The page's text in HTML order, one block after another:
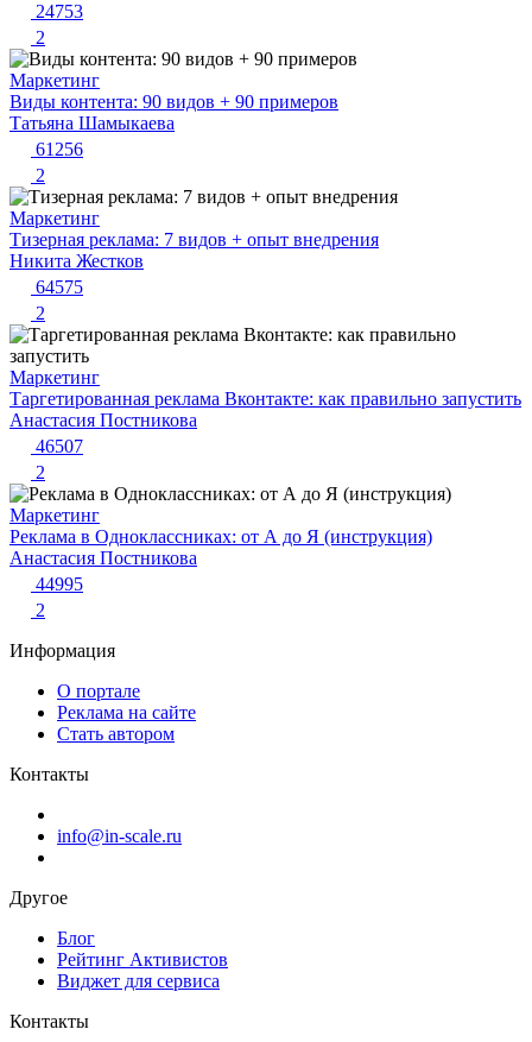
24753
2
Маркетинг
Виды контента: 90 видов + 90 примеров
Татьяна Шамыкаева
61256
2
Маркетинг
Тизерная реклама: 7 видов + опыт внедрения
Никита Жестков
64575
2
Маркетинг
Таргетированная реклама Вконтакте: как правильно запустить
Анастасия Постникова
46507
2
Маркетинг
Реклама в Одноклассниках: от А до Я (инструкция)
Анастасия Постникова
44995
2
Информация
О портале
Реклама на сайте
Стать автором
Контакты
info@in-scale.ru
Другое
Блог
Рейтинг Активистов
Виджет для сервиса
Контакты